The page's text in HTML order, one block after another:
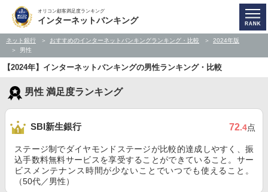
オリコン顧客満足度ランキング
インターネットバンキング
ネット銀行 おすすめのインターネットバンキングランキング・比較
2024年版
男性
【2024年】インターネットバンキングの男性ランキング・比較
男性 満足度ランキング
SBI新生銀行 72.4点
ステージ制でダイヤモンドステージが比較的達成しやすく、振
込手数料無料サービスを享受することができていること。サー
ビスメンテナンス時間が少ないことでいつでも使えること。
（50代／男性）